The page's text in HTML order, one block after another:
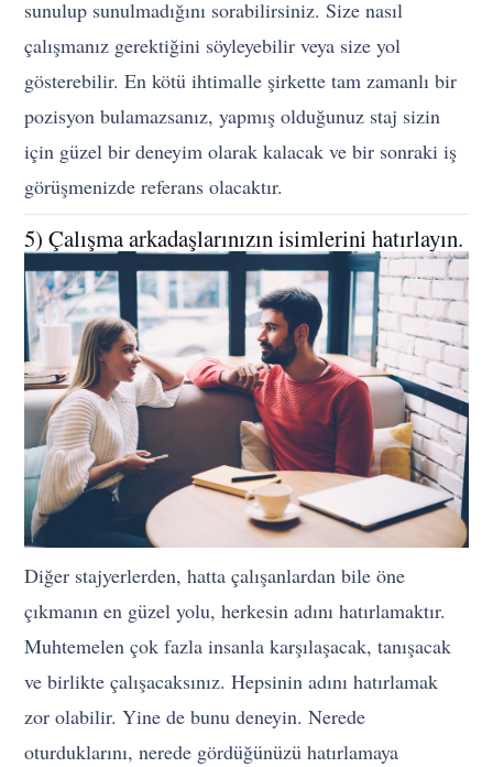
sunulup sunulmadığını sorabilirsiniz. Size nasıl
çalışmanız gerektiğini söyleyebilir veya size yol
gösterebilir. En kötü ihtimalle şirkette tam zamanlı bir
pozisyon bulamazsanız, yapmış olduğunuz staj sizin
için güzel bir deneyim olarak kalacak ve bir sonraki iş
görüşmenizde referans olacaktır.
5) Çalışma arkadaşlarınızın isimlerini hatırlayın.
Diğer stajyerlerden, hatta çalışanlardan bile öne
çıkmanın en güzel yolu, herkesin adını hatırlamaktır.
Muhtemelen çok fazla insanla karşılaşacak, tanışacak
ve birlikte çalışacaksınız. Hepsinin adını hatırlamak
zor olabilir. Yine de bunu deneyin. Nerede
oturduklarını, nerede gördüğünüzü hatırlamaya